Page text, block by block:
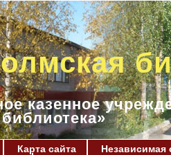
казенное
Карта сайта Независимая